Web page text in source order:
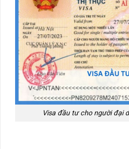
Visa đầu tư cho người đại